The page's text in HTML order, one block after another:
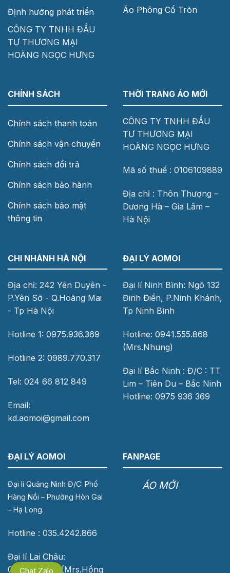
Định hướng phát triển
CÔNG TY TNHH ĐẦU
TƯ THƯƠNG MẠI
HOÀNG NGỌC HƯNG
Áo Phông Cổ Tròn
CHÍNH SÁCH
Chính sách thanh toán
Chính sách vận chuyển
Chính sách đổi trả
Chính sách bảo hành
Chính sách bảo mật
thông tin
THỜI TRANG ÁO MỚI
CÔNG TY TNHH ĐẦU
TƯ THƯƠNG MẠI
HOÀNG NGỌC HƯNG
Mã số thuế : 0106109889
Địa chỉ : Thôn Thượng –
Dương Hà – Gia Lâm –
Hà Nội
CHI NHÁNH HÀ NỘI
Địa chỉ: 242 Yên Duyên -
P.Yên Sở - Q.Hoàng Mai
- Tp Hà Nội
Hotline 1: 0975.936.369
Hotline 2: 0989.770.317
Tel: 024 66 812 849
Email:
kd.aomoi@gmail.com
ĐẠI LÝ AOMOI
Đại lí Ninh Bình: Ngõ 132
Đinh Điền, P.Ninh Khánh,
Tp Ninh Bình
Hotline: 0941.555.868
(Mrs.Nhung)
Đại lí Bắc Ninh : Đ/C : TT
Lim – Tiên Du – Bắc Ninh
Hotline: 0975 936 369
ĐẠI LÝ AOMOI
Đại lí Quảng Ninh Đ/C: Phố
Hàng Nồi – Phường Hòn Gai
– Hạ Long.
Hotline : 035.4242.866
Đại lí Lai Châu:
0976.118.683 (Mrs.Hồng
FANPAGE
ÁO MỚI
Chat Zalo